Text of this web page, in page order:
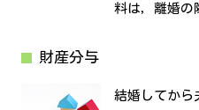
料は，離婚
財産分与
結婚してから